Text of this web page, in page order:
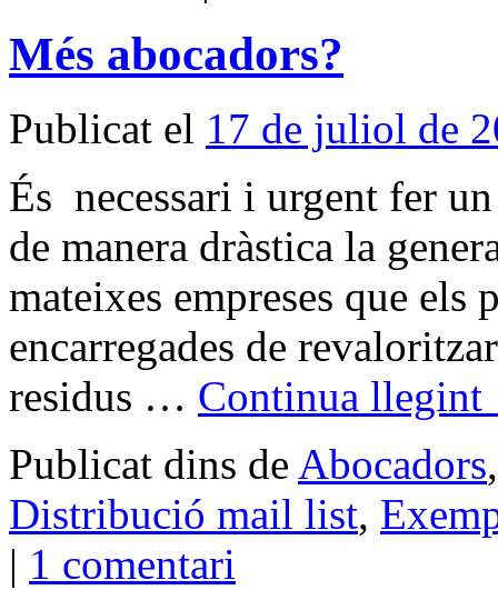
Més abocadors?
Publicat el 17 de juliol de
És necessari i urgent fer
de manera dràstica la
mateixes empreses que
encarregades de
residus … Continua llegint
Publicat dins de Abocadors
Distribució mail list,
| 1 comentari